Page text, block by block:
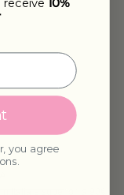
10%
you agree